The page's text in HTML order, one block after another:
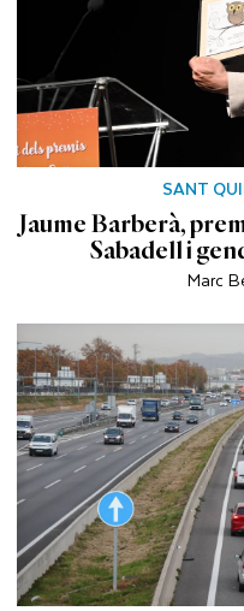
SANT
Jaume Barberà,
Sabadell i
Marc